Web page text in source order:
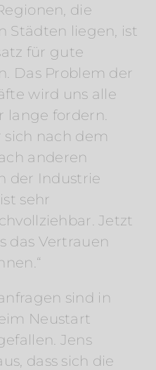
die
Städten liegen, ist
für gute
Das Problem der
wird uns alle
lange fordern.
nach dem
anderen
der Industrie
sehr
Jetzt
das Vertrauen
sind in
Neustart
Jens
dass sich die